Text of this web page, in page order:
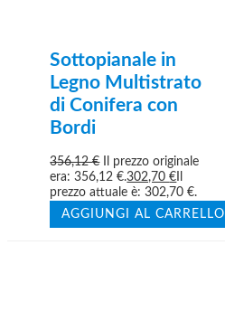
Sottopianale in
Legno Multistrato
di Conifera con
Bordi
356,12€
Il prezzo originale
era: 356,12 €.302,70€
prezzo attuale è: 302,70 €.
AGGIUNGI AL CARRELLO